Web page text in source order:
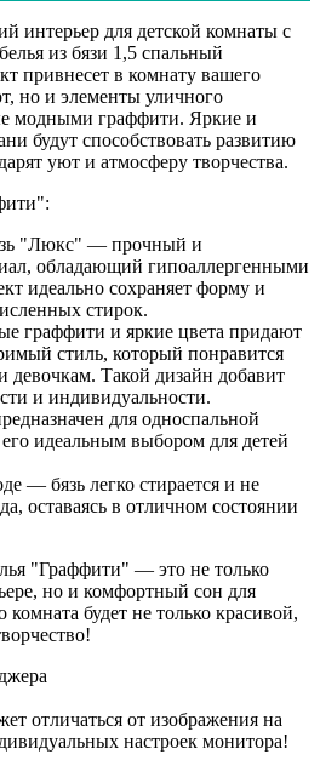
интерьер для детской комнаты с
из бязи 1,5 спальный
привнесет в комнату вашего
но и элементы уличного
модными граффити. Яркие и
будут способствовать развитию
уют и атмосферу творчества.
"Люкс" — прочный и
обладающий гипоаллергенными
идеально сохраняет форму и
стирок.
граффити и яркие цвета придают
стиль, который понравится
девочкам. Такой дизайн добавит
и индивидуальности.
для односпальной
его идеальным выбором для детей
— бязь легко стирается и не
оставаясь в отличном состоянии
"Граффити" — это не только
но и комфортный сон для
комната будет не только красивой,
отличаться от изображения на
настроек монитора!